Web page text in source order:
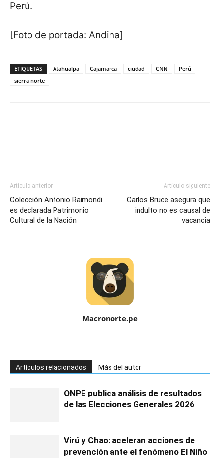
Perú.
[Foto de portada: Andina]
ETIQUETAS Atahualpa Cajamarca ciudad CNN
Perú
sierra norte
Artículo anterior
Colección Antonio Raimondi
es declarada Patrimonio
Cultural de la Nación
Artículo siguiente
Carlos Bruce asegura que
indulto no es causal de
vacancia
Macronorte.pe
Artículos relacionados Más del autor
ONPE publica análisis de resultados
de las Elecciones Generales 2026
Virú y Chao: aceleran acciones de
prevención ante el fenómeno El Niño